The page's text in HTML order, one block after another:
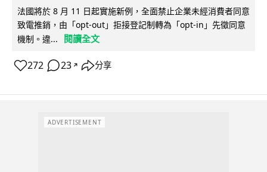
法國將於 8 月 11 日起實施新例，全面禁止企業未經消費者同意
致電推銷，由「opt-out」拒接登記制轉為「opt-in」先徵同意
機制。違...
閱讀全文
272 23 ↗ 分享
ADVERTISEMENT